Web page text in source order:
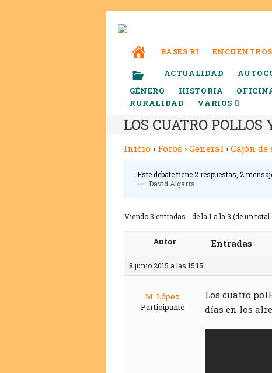
BASES RI ENCUENTROS
ACTUALIDAD
GÉNERO
HISTORIA
RURALIDAD
VARIOS
LOS CUATRO
Inicio › Foros › General › Cajón de
Este debate tiene 2 respuestas, 2
David Algarra
Viendo 3 entradas - de la 1 a la 3 (de un total
Autor Entradas
8 junio 2015 a las 15:15
M. López
Participante
Los cuatro
días en los